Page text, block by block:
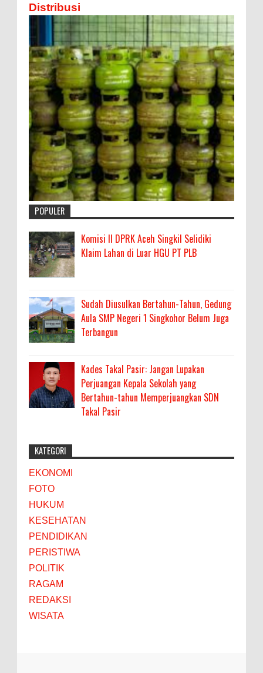
Distribusi
POPULER
Komisi II DPRK Aceh Singkil Selidiki
Klaim Lahan di Luar HGU PT PLB
Sudah Diusulkan Bertahun-Tahun, Gedung
Aula SMP Negeri 1 Singkohor Belum Juga
Terbangun
Kades Takal Pasir: Jangan Lupakan
Perjuangan Kepala Sekolah yang
Bertahun-tahun Memperjuangkan SDN
Takal Pasir
KATEGORI
EKONOMI
FOTO
HUKUM
KESEHATAN
PENDIDIKAN
PERISTIWA
POLITIK
RAGAM
REDAKSI
WISATA